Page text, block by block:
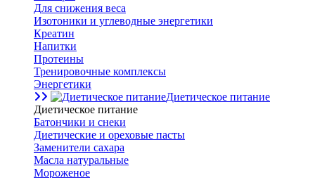
Для снижения веса
Изотоники и углеводные энергетики
Креатин
Напитки
Протеины
Тренировочные комплексы
Энергетики
Диетическое питание
Диетическое питание
Батончики и снеки
Диетические и ореховые пасты
Заменители сахара
Масла натуральные
Мороженое